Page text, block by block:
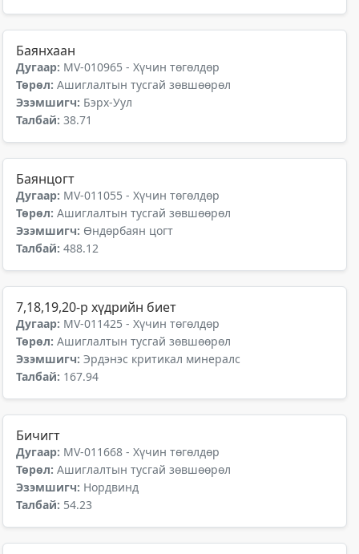
Баянхаан
Дугаар: MV-010965 - Хүчин төгөлдөр
Төрөл: Ашиглалтын тусгай зөвшөөрөл
Эзэмшигч: Бэрх-Уул
Талбай: 38.71
Баянцогт
Дугаар: MV-011055 - Хүчин төгөлдөр
Төрөл: Ашиглалтын тусгай зөвшөөрөл
Эзэмшигч: Өндөрбаян цогт
Талбай: 488.12
7,18,19,20-р хүдрийн биет
Дугаар: MV-011425 - Хүчин төгөлдөр
Төрөл: Ашиглалтын тусгай зөвшөөрөл
Эзэмшигч: Эрдэнэс критикал минералс
Талбай: 167.94
Бичигт
Дугаар: MV-011668 - Хүчин төгөлдөр
Төрөл: Ашиглалтын тусгай зөвшөөрөл
Эзэмшигч: Нордвинд
Талбай: 54.23